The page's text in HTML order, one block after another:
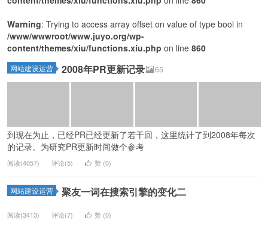
Warning: Trying to access array offset on value of type bool in
/www/wwwroot/www.juyo.org/wp-
content/themes/xiu/functions.xiu.php on line 860
网站建设运营 2008年PR更新记录 65
到现在为止，已经PR已经更新了若干回，这里统计了到2008年每次
的记录。为研究PR更新时间做个参考
阅读(4057) 评论(5) 赞 (0)
网站建设运营 聚友一词在搜索引擎的变化二
阅读(3413) 评论(7) 赞 (0)